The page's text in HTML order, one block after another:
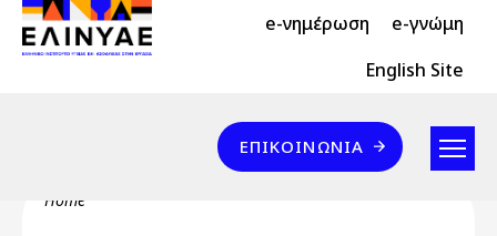
Skip to main content
Header Top 2 e-νημέρωση e-γνώμη
Header Top English Site
Επικοινωνία
ΕΠΙΚΟΙΝΩΝΊΑ
Breadcrumb
Home